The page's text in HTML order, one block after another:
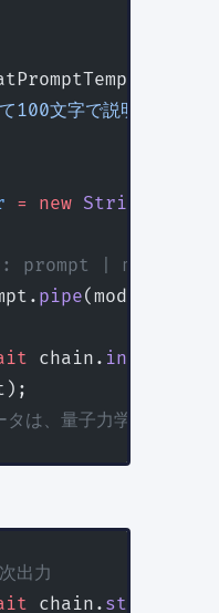
100文字で説明してく
= new
: prompt | model |
pipe(model).
chain. invoke
は、量子力学の原理
出力
chain. stream